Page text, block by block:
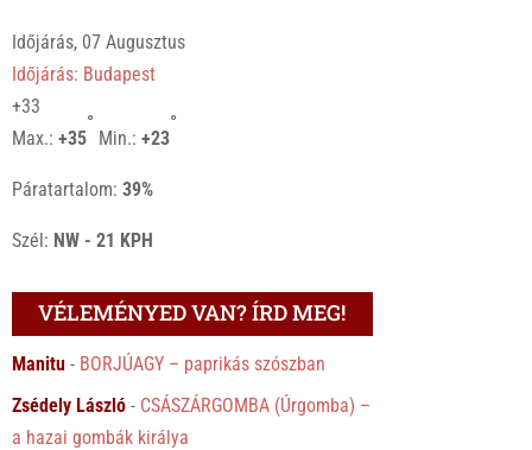
Időjárás, 07 Augusztus
Időjárás: Budapest
+33
Max.:+35
°
Min.:+23
°
Páratartalom:39%
Szél: NW - 21 KPH
VÉLEMÉNYED VAN? ÍRD MEG!
Manitu - BORJÚAGY – paprikás szószban
Zsédely László - CSÁSZÁRGOMBA (Úrgomba) –
a hazai gombák királya